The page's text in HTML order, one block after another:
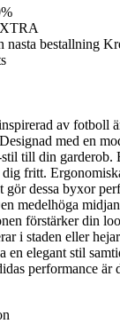
nasta bestallning
av fotboll
med en
till din garderob.
fritt.
dessa byxor
medelhöga
förstärker din
i staden eller
en elegant stil
performance är